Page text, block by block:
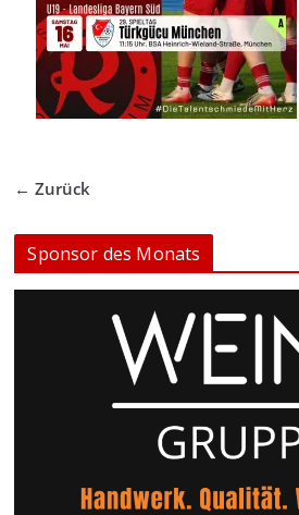
← Zurück
Sponsor des Monats